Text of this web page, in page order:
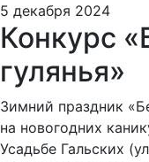
5 декабря 2024
Конкурс
гулянья»
Зимний праздник
на новогодних
Усадьбе Гальских